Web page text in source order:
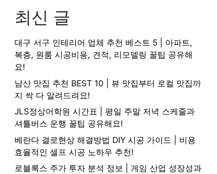
최신 글
대구 서구 인테리어 업체 추천 베스트 5 | 아파트,
복층, 원룸 시공비용, 견적, 리모델링 꿀팁 공유해
요!
남산 맛집 추천 BEST 10 | 뷰 맛집부터 로컬 맛집까
지 싹 다 알려드려요!
JLS정상어학원 시간표 | 평일 주말 저녁 스케줄과
셔틀버스 운행 꿀팁 공유해요!
베란다 결로현상 해결방법 DIY 시공 가이드 | 비용
효율적인 셀프 시공 노하우 추천!
로블록스 주가 투자 분석 정보 | 게임 산업 성장성과